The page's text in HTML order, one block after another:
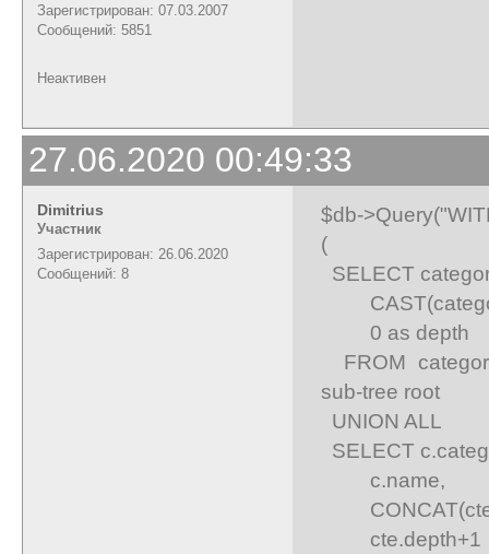
Зарегистрирован: 07.03.2007
Сообщений: 5851
Неактивен
27.06.2020 00:49:33
Dimitrius
Участник
Зарегистрирован: 26.06.2020
Сообщений: 8
$db-
(
SELECT
0 as depth
FROM
sub-tree root
UNION ALL
SELECT
c.name,
cte.depth+1